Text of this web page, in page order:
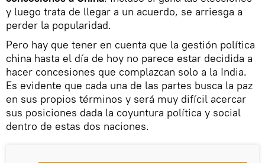
y luego trata de llegar a un acuerdo, se arriesga a
perder la popularidad.
Pero hay que tener en cuenta que la gestión política
china hasta el día de hoy no parece estar decidida a
hacer concesiones que complazcan solo a la India.
Es evidente que cada una de las partes busca la paz
en sus propios términos y será muy difícil acercar
sus posiciones dada la coyuntura política y social
dentro de estas dos naciones.